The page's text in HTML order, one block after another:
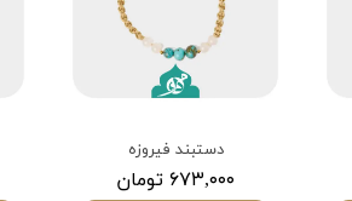
دستبند فیروزه
۶۷۳,۰۰۰ تومان